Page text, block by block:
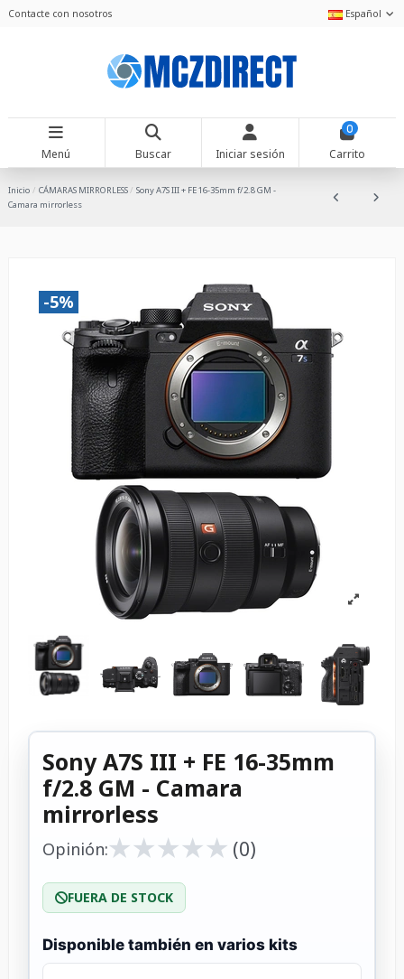
Contacte con nosotros Español
Menú Buscar Iniciar sesión
0
Carrito
Inicio CÁMARAS MIRRORLESS
Sony A7S III + FE 16-35mm f/2.8 GM -
Camara mirrorless
-5%
Sony A7S III + FE 16-35mm
f/2.8 GM - Camara
mirrorless
Opinión:★
★★
★★
★★
★★
★ (0)
FUERA DE STOCK
Disponible también en varios kits